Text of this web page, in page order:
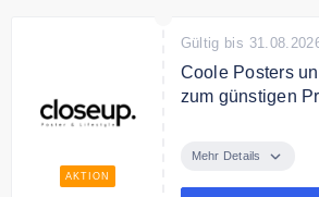
AKTION
Gültig bis
Coole Posters
zum günstigen
Posters und
Mehr Details